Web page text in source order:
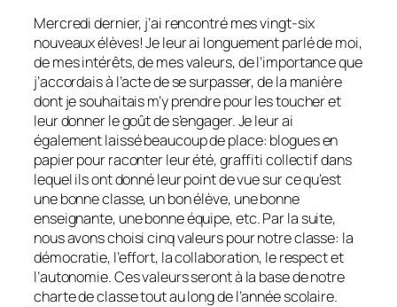
Mercredi dernier, j’ai rencontré mes vingt-six
nouveaux élèves! Je leur ai longuement parlé de moi,
de mes intérêts, de mes valeurs, de l’importance que
j’accordais à l’acte de se surpasser, de la manière
dont je souhaitais m’y prendre pour les toucher et
leur donner le goût de s’engager. Je leur ai
également laissé beaucoup de place: blogues en
papier pour raconter leur été, graffiti collectif dans
lequel ils ont donné leur point de vue sur ce qu’est
une bonne classe, un bon élève, une bonne
enseignante, une bonne équipe, etc. Par la suite,
nous avons choisi cinq valeurs pour notre classe: la
démocratie, l’effort, la collaboration, le respect et
l’autonomie. Ces valeurs seront à la base de notre
charte de classe tout au long de l’année scolaire.